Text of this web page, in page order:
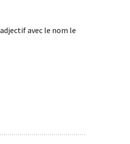
avec le nom le